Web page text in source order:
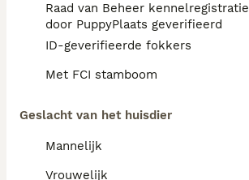
Raad van Beheer kennelregistratie
door PuppyPlaats geverifieerd
ID-geverifieerde fokkers
Met FCI stamboom
Geslacht van het huisdier
Mannelijk
Vrouwelijk